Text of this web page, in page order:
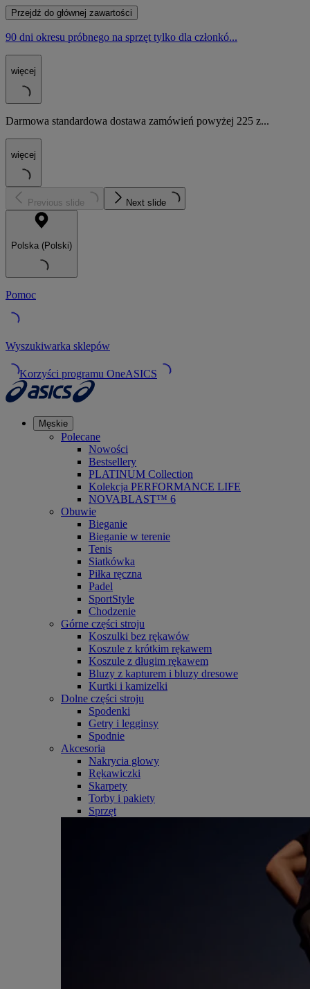
Przejdź do głównej zawartości
90 dni okresu próbnego na sprzęt tylko dla członkó...
więcej
Darmowa standardowa dostawa zamówień powyżej 225 z...
więcej
Previous slide Next slide
Polska (Polski)
Pomoc
Wyszukiwarka sklepów
Korzyści programu OneASICS
Męskie
Polecane
Nowości
Bestsellery
PLATINUM Collection
Kolekcja PERFORMANCE LIFE
NOVABLAST™ 6
Obuwie
Bieganie
Bieganie w terenie
Tenis
Siatkówka
Piłka ręczna
Padel
SportStyle
Chodzenie
Górne części stroju
Koszulki bez rękawów
Koszule z krótkim rękawem
Koszule z długim rękawem
Bluzy z kapturem i bluzy dresowe
Kurtki i kamizelki
Dolne części stroju
Spodenki
Getry i legginsy
Spodnie
Akcesoria
Nakrycia głowy
Rękawiczki
Skarpety
Torby i pakiety
Sprzęt